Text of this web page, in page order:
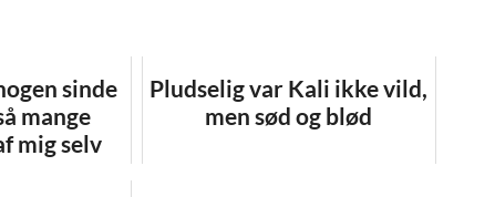
sinde
mange
mig selv
Pludselig var Kali ikke vild,
men sød og blød